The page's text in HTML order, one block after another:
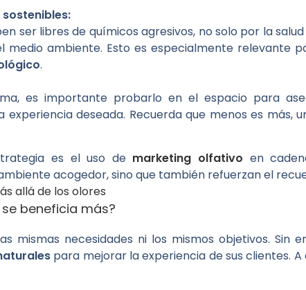
ser libres de químicos agresivos, no solo por la
ambiente. Esto es especialmente relevante
.
es importante probarlo en el espacio para
deseada. Recuerda que menos es más,
es el uso de marketing olfativo en
acogedor, sino que también refuerzan el
allá de los olores
beneficia más?
mismas necesidades ni los mismos objetivos. Sin
para mejorar la experiencia de sus clientes.